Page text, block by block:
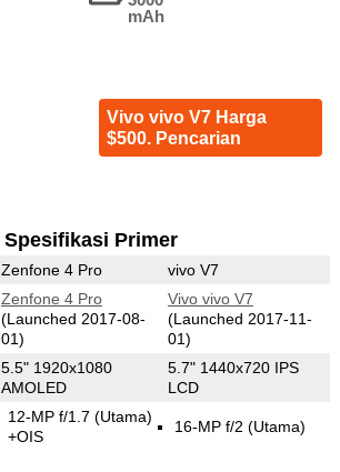
mAh
Vivo vivo V7 Harga
$500. Pencarian
Spesifikasi Primer
Zenfone 4 Pro vivo V7
Zenfone 4 Pro
(Launched 2017-08-
01)
Vivo vivo V7
(Launched 2017-11-
01)
5.5" 1920x1080
AMOLED
5.7" 1440x720 IPS
LCD
12-MP f/1.7 (Utama)
+OIS
16-MP f/2 (Utama)